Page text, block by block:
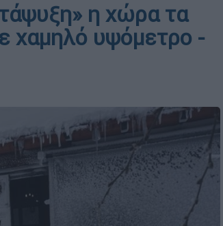
η χώρα τα
χαμηλό υψόμετρο -